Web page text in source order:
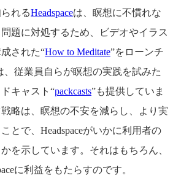
れるHeadspaceは、瞑想に不慣れな
題に対処するため、ビデオやイラス
された“How to Meditate”をローンチ
、従業員自らが瞑想の実践を試みた
キャスト“packcasts”も提供していま
略は、瞑想の不安を減らし、より実
とで、Headspaceがいかに利用者の
を示しています。それはもちろん、
に利益をもたらすのです。